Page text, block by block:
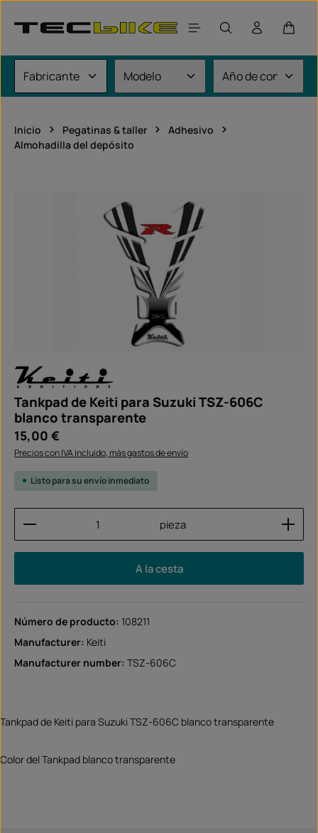
El
Inicio Pegatinas & taller
Adhesivo
Almohadilla del depósito
Omitir galería de imágenes
Tankpad de Keiti para Suzuki TSZ-606C
blanco transparente
Precio normal:
15,00 €
Precios con IVA incluido, más gastos de envío
Listo para su envío inmediato
Cantidad del producto: introduce la cantidad
pieza
A la cesta
Número de producto: 108211
Manufacturer: Keiti
Manufacturer number: TSZ-606C
Tankpad de Keiti para Suzuki TSZ-606C blanco transparente
Color del Tankpad blanco transparente